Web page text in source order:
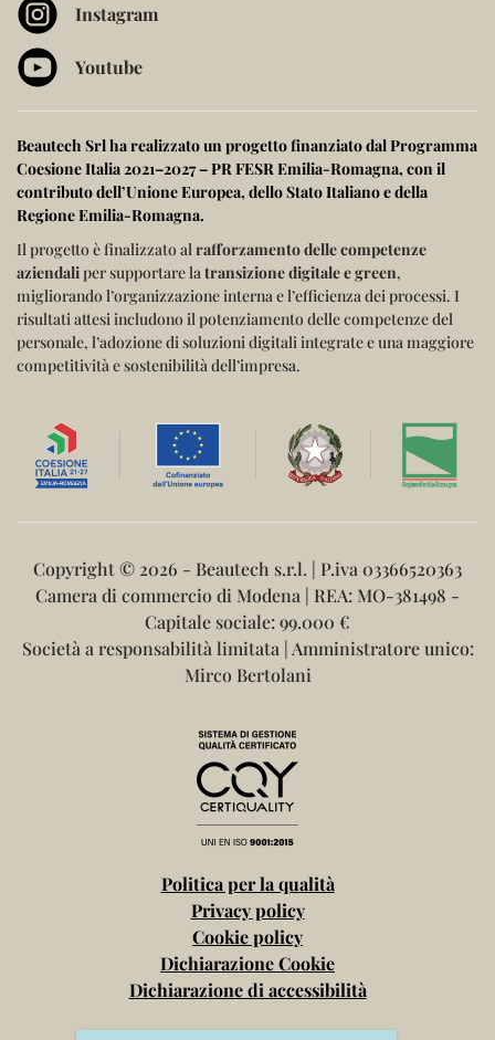
Instagram
Youtube
Beautech Srl ha realizzato un progetto finanziato dalProgramma
Coesione Italia 2021–2027 – PR FESR Emilia-Romagna, con il
contributo dell’Unione Europea, delloStato Italianoe della
Regione Emilia-Romagna.
Il progetto è finalizzato alrafforzamento delle competenze
aziendaliper supportare latransizione digitale e green,
migliorando l’organizzazione interna e l’efficienza dei processi. I
risultati attesi includono il potenziamento delle competenze del
personale, l’adozione di soluzioni digitali integrate e una maggiore
competitività e sostenibilità dell’impresa.
Copyright © 2026 - Beautech s.r.l. | P.iva 03366520363
Camera di commercio di Modena | REA: MO-381498 -
Capitale sociale: 99.000 €
Società a responsabilità limitata | Amministratore unico:
Mirco Bertolani
Politica per la qualità
Privacy policy
Cookie policy
Dichiarazione Cookie
Dichiarazione di accessibilità